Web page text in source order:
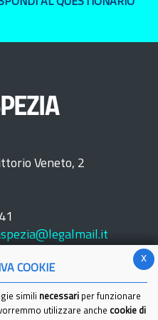
Veneto, 2
x
COOKIE
simili necessari per funzionare
utilizzare anche cookie di